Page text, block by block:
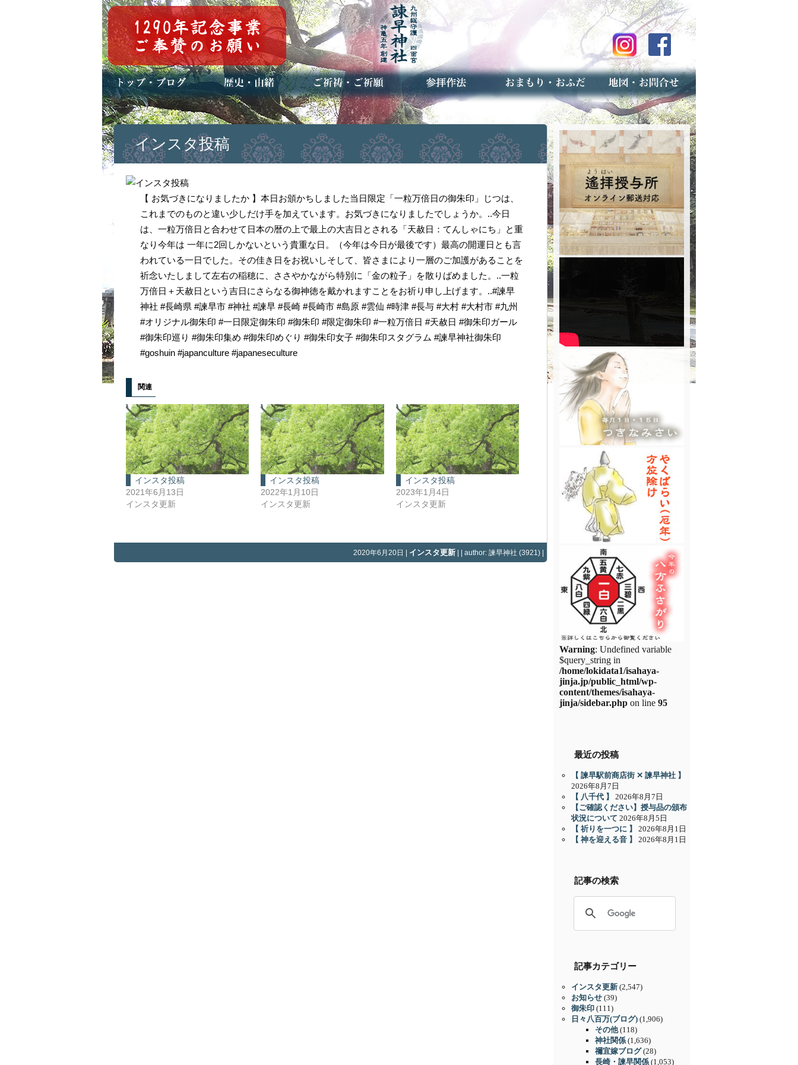
トップページ
ブログ(日々八百万)
お知らせ一覧 歴史・ご祭神
年中行事
メディア掲載 ご祈祷・ご祈願とは
安産祈願
初宮参り
七五三詣
長寿のお祝い
神前結婚式
厄祓い・方位除け
車のお祓い
地鎮祭
神葬祭（神式の葬儀） 神社とは
お参りの作法 授与品のご案内
お焚き上げ（古いお守りのお取り扱い）
アクセスマップ
予約者専用フォーム（事前受付）
インスタ投稿
【 お気づきになりましたか 】本日お頒かちしました当日限定「一粒万倍日の御朱印」じつは、
これまでのものと違い少しだけ手を加えています。お気づきになりましたでしょうか。..今日
は、一粒万倍日と合わせて日本の暦の上で最上の大吉日とされる「天赦日：てんしゃにち」と重
なり今年は 一年に2回しかないという貴重な日。（今年は今日が最後です）最高の開運日とも言
われている一日でした。その佳き日をお祝いしそして、皆さまにより一層のご加護があることを
祈念いたしまして左右の稲穂に、ささやかながら特別に「金の粒子」を散りばめました。..一粒
万倍日＋天赦日という吉日にさらなる御神徳を戴かれますことをお祈り申し上げます。..#諫早
神社 #長崎県 #諫早市 #神社 #諫早 #長崎 #長崎市 #島原 #雲仙 #時津 #長与 #大村 #大村市 #九州
#オリジナル御朱印 #一日限定御朱印 #御朱印 #限定御朱印 #一粒万倍日 #天赦日 #御朱印ガール
#御朱印巡り #御朱印集め #御朱印めぐり #御朱印女子 #御朱印スタグラム #諫早神社御朱印
#goshuin #japanculture #japaneseculture
関連
インスタ投稿
2021年6月13日
インスタ更新
インスタ投稿
2022年1月10日
インスタ更新
インスタ投稿
2023年1月4日
インスタ更新
2020年6月20日 | インスタ更新 | | author: 諫早神社 (3921) |
Warning: Undefined variable
$query_string in
/home/lokidata1/isahaya-
jinja.jp/public_html/wp-
content/themes/isahaya-
jinja/sidebar.php on line 95
最近の投稿
【 諫早駅前商店街 ✕ 諫早神社 】
2026年8月7日
【 八千代 】
2026年8月7日
【ご確認ください】授与品の頒布
状況について 2026年8月5日
【 祈りを一つに 】
2026年8月1日
【 神を迎える音 】
2026年8月1日
記事の検索
記事カテゴリー
インスタ更新 (2,547)
お知らせ (39)
御朱印 (111)
日々八百万(ブログ) (1,906)
その他(118)
神社関係 (1,636)
禰宜嫁ブログ(28)
長崎・諫早関係 (1,053)